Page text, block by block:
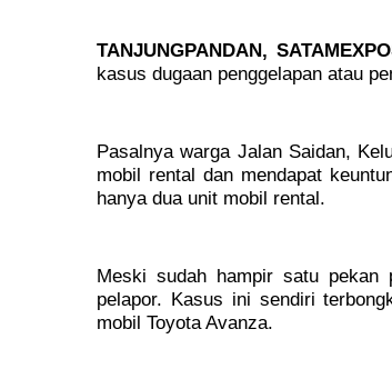
TANJUNGPANDAN,
kasus dugaan penggelapan atau
Pasalnya warga Jalan Saidan,
mobil rental dan mendapat
hanya dua unit mobil rental.
Meski sudah hampir satu pekan
pelapor. Kasus ini sendiri
mobil Toyota Avanza.